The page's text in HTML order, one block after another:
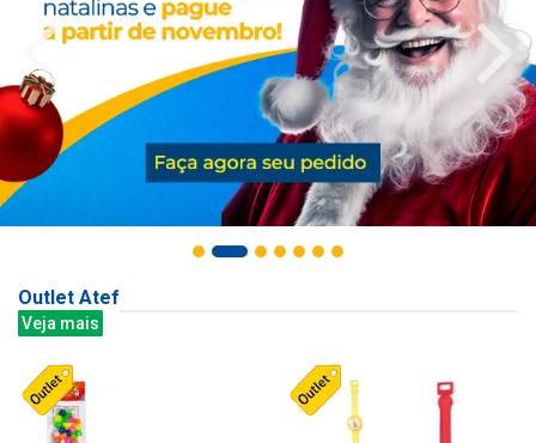
Outlet Atef
Veja mais